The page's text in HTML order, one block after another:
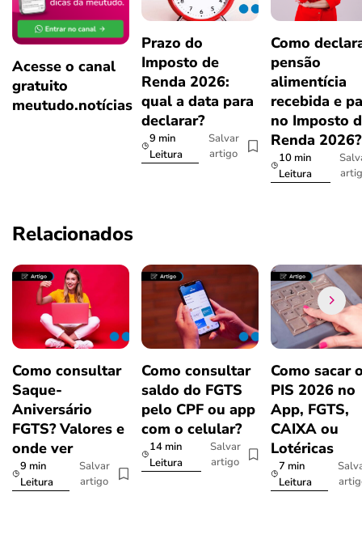
Acesse o canal
gratuito
meutudo.notícias
Prazo do
Imposto de
Renda 2026:
qual a data para
declarar?
9 min
Leitura
Salvar
artigo
Como
pensão
alimentícia
recebida e
no Imposto
Renda
10 min
Leitura
Relacionados
Como consultar
Saque-
Aniversário
FGTS? Valores e
onde ver
9 min
Leitura
Salvar
artigo
Como consultar
saldo do FGTS
pelo CPF ou app
com o celular?
14 min
Leitura
Salvar
artigo
Como sacar
PIS 2026 no
App, FGTS,
CAIXA ou
Lotéricas
7 min
Leitura